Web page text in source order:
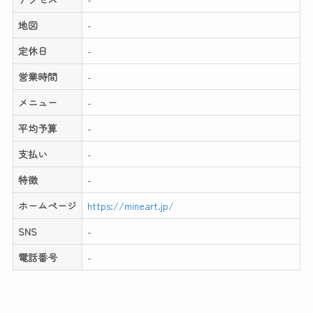
地図
-
定休日
-
営業時間
-
メニュー
-
平均予算
-
支払い
-
特徴
-
ホームページ
https://mineart.jp/
SNS
-
電話番号
-